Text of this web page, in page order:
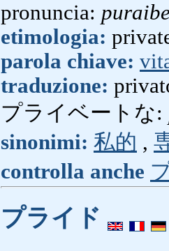
pronuncia:
etimologia:
parola chiave:
traduzione:
プライベートな:
sinonimi: 私的 ,
controlla anche
プライド